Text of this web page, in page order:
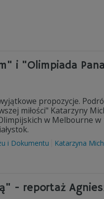
i "Olimpiada
propozycje.
miłości" Katarzyny
w Melbourne
i Dokumentu Katarzyna
- reportaż